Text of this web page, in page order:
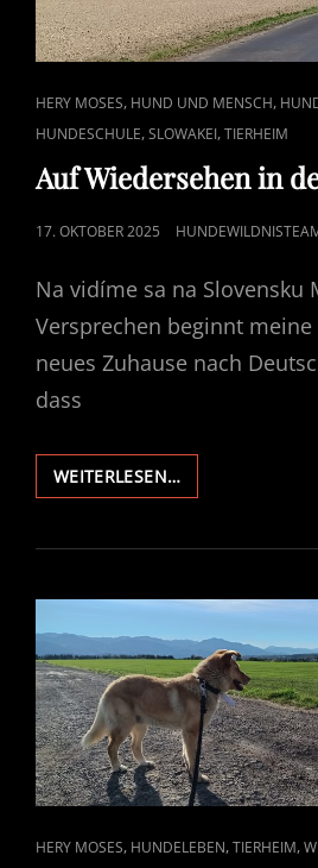
CAT
LINKS
HERY MOSES, HUND UND MENSCH,
HUNDESCHULE,SLOWAKEI,TIERHEIM
Auf Wiedersehen in
POSTED
17. OKTOBER 2025
Na vidíme sa na Slovensku
Versprechen beginnt
neues Zuhause nach
dass
WEITERLESEN…
WIEDERSEHEN
DER
CAT
HERY MOSES, HUNDELEBEN,TIERHEIM,